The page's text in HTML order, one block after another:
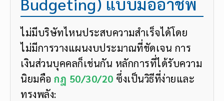
ไม่มีบริษัทไหนประสบความสำเร็จได้โดย
ไม่มีการวางแผนงบประมาณที่ชัดเจน การ
เงินส่วนบุคคลก็เช่นกัน หลักการที่ได้รับความ
นิยมคือ กฎ 50/30/20 ซึ่งเป็นวิธีที่ง่ายและ
ทรงพลัง: